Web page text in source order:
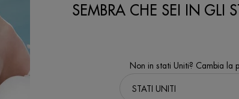
SEMBRA CHE SEI IN GLI
Non in stati Uniti? Cambia la